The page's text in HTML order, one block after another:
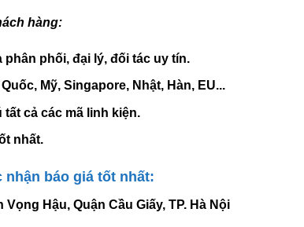
hàng:
phối, đại lý, đối tác uy tín.
Mỹ, Singapore, Nhật, Hàn, EU...
cả các mã linh kiện.
nhất.
nhận báo giá tốt nhất:
Hậu, Quận Cầu Giấy, TP. Hà Nội